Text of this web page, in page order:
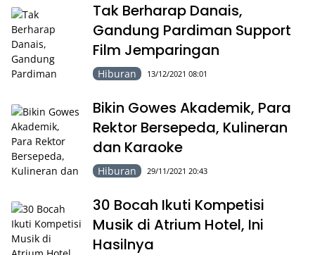
Tak Berharap Danais,
Gandung Pardiman Support
Film Jemparingan
Hiburan 13/12/2021 08:01
Bikin Gowes Akademik, Para
Rektor Bersepeda, Kulineran
dan Karaoke
Hiburan 29/11/2021 20:43
30 Bocah Ikuti Kompetisi
Musik di Atrium Hotel, Ini
Hasilnya